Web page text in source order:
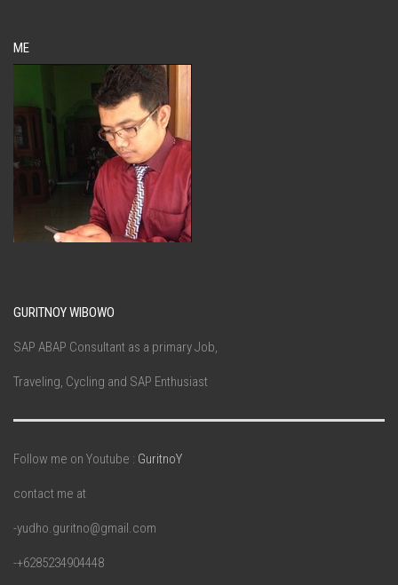
ME
GURITNOY WIBOWO
SAP ABAP Consultant as a primary Job,
Traveling, Cycling and SAP Enthusiast
Follow me on Youtube : GuritnoY
contact me at
-yudho.guritno@gmail.com
-+6285234904448